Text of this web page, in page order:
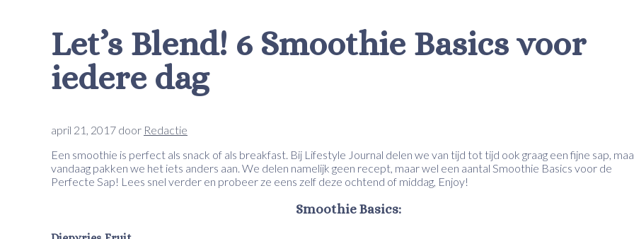
Let’s Blend! 6 Smoothie Basics voor
iedere dag
april 21, 2017 door Redactie
Een smoothie is perfect als snack of als breakfast. Bij Lifestyle Journal delen we van tijd tot tijd ook graag een fijne sap,
vandaag pakken we het iets anders aan. We delen namelijk geen recept, maar wel een aantal Smoothie Basics voor de
Perfecte Sap! Lees snel verder en probeer ze eens zelf deze ochtend of middag, Enjoy!
Smoothie Basics: